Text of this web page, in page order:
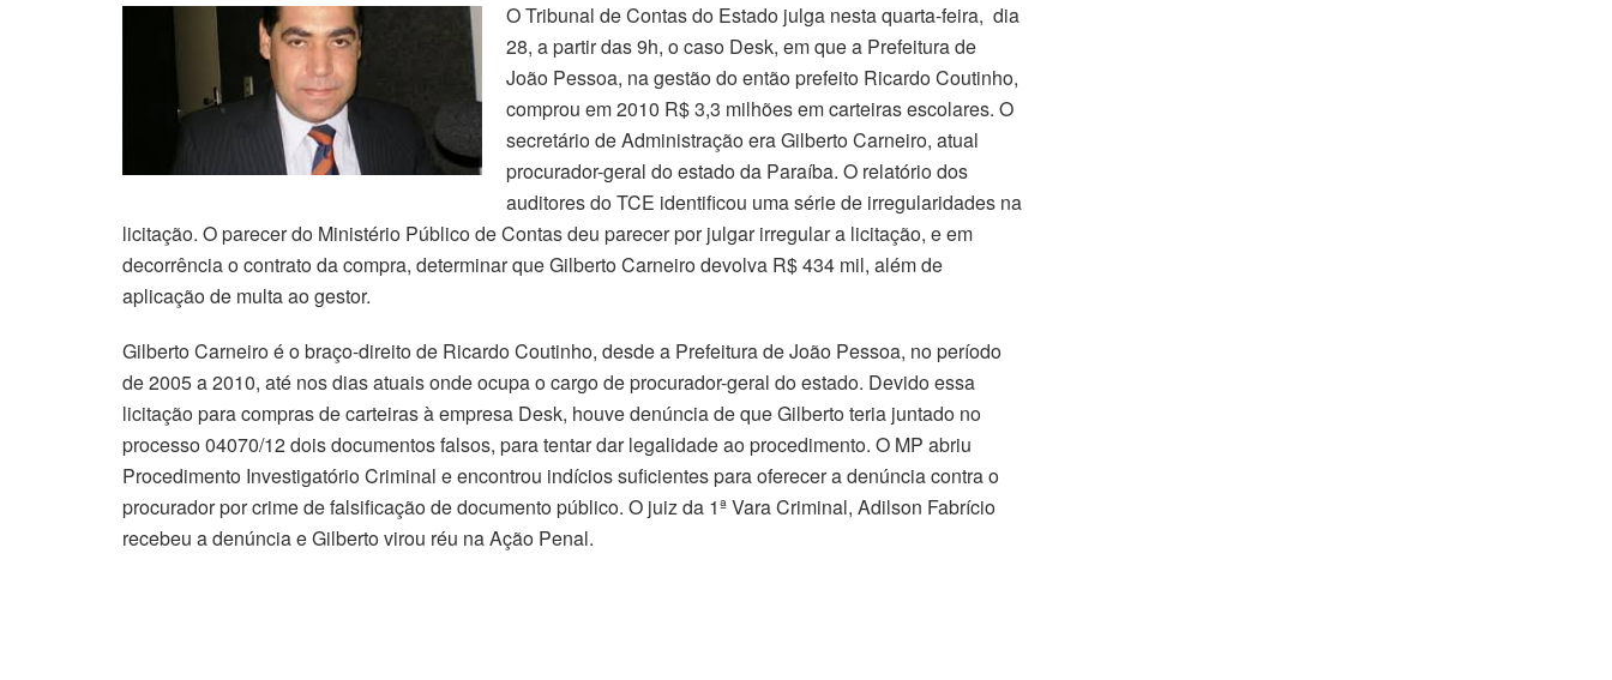
O Tribunal de Contas do Estado julga nesta quarta-feira, dia
28, a partir das 9h, o caso Desk, em que a Prefeitura de
João Pessoa, na gestão do então prefeito Ricardo Coutinho,
comprou em 2010 R$ 3,3 milhões em carteiras escolares. O
secretário de Administração era Gilberto Carneiro, atual
procurador-geral do estado da Paraíba. O relatório dos
auditores do TCE identificou uma série de irregularidades na
licitação. O parecer do Ministério Público de Contas deu parecer por julgar irregular a licitação, e em
decorrência o contrato da compra, determinar que Gilberto Carneiro devolva R$ 434 mil, além de
aplicação de multa ao gestor.
Gilberto Carneiro é o braço-direito de Ricardo Coutinho, desde a Prefeitura de João Pessoa, no período
de 2005 a 2010, até nos dias atuais onde ocupa o cargo de procurador-geral do estado. Devido essa
licitação para compras de carteiras à empresa Desk, houve denúncia de que Gilberto teria juntado no
processo 04070/12 dois documentos falsos, para tentar dar legalidade ao procedimento. O MP abriu
Procedimento Investigatório Criminal e encontrou indícios suficientes para oferecer a denúncia contra o
procurador por crime de falsificação de documento público. O juiz da 1ª Vara Criminal, Adilson Fabrício
recebeu a denúncia e Gilberto virou réu na Ação Penal.